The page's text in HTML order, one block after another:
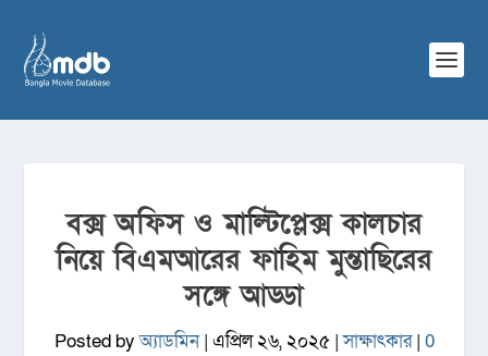
বক্স অফিস ও মাল্টিপ্লেক্স কালচার
নিয়ে বিএমআরের ফাহিম মুন্তাছিরের
সঙ্গে আড্ডা
Posted byঅ্যাডমিন| এপ্রিল ২৬, ২০২৫|সাক্ষাৎকার| 0